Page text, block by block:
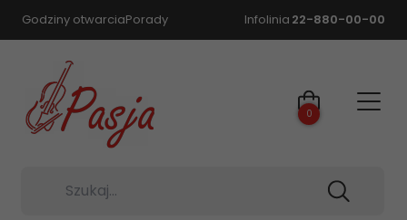
Godziny otwarciaPorady Infolinia 22-880-00-00
Szukaj...
0